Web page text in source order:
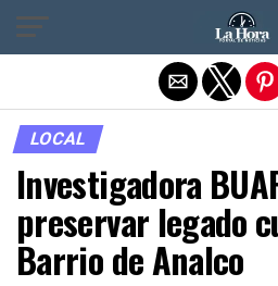
LOCAL
Investigadora
preservar legado
Barrio de Analco
Salir de la